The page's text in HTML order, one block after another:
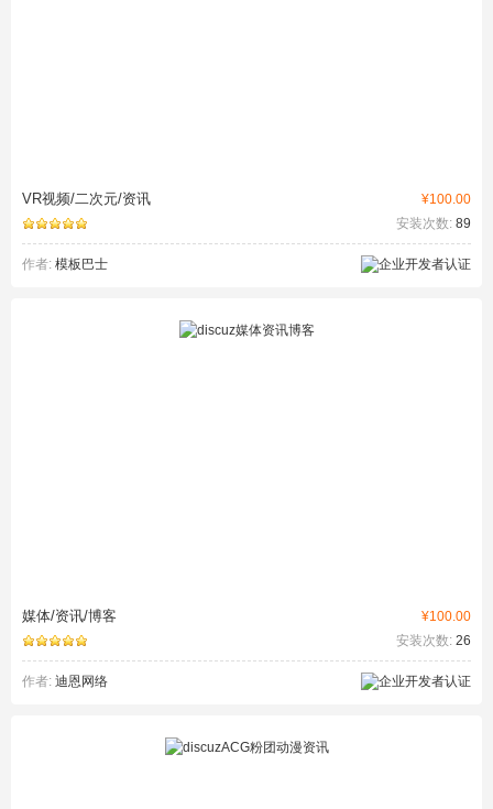
¥100.00
VR视频/二次元/资讯
安装次数: 89
作者: 模板巴士
¥100.00
媒体/资讯/博客
安装次数: 26
作者: 迪恩网络